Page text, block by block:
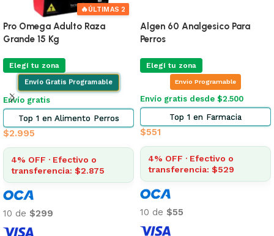
Para
Programable
desde $2.500
1 en Farmacia
Efectivo o
$529
Alimento Dalcat Gato
Castrado 25 Kg
Elegí tu zona
Envío Gratis Programable
Envío gratis
Top 1 en Alimento Gatos
10% OFF · Efectivo o
transferencia: $4.640
$516
Entero
Envío
$146
4%